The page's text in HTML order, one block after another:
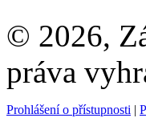
© 2026,
práva
Prohlášení o přístupnosti |